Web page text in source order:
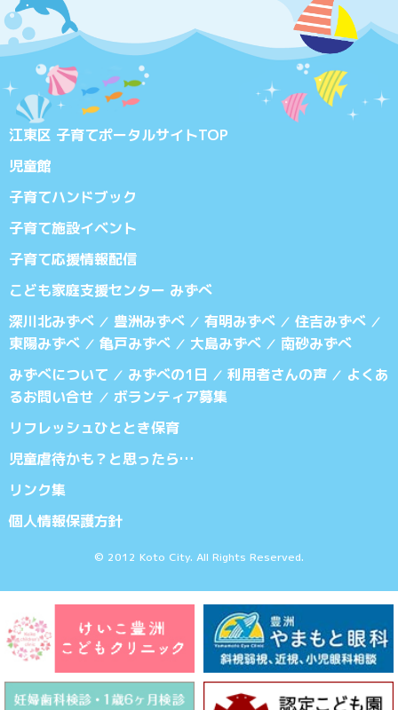
江東区 子育てポータルサイトTOP
児童館
子育てハンドブック
子育て施設イベント
子育て応援情報配信
こども家庭支援センター みずべ
深川北みずべ ／ 豊洲みずべ ／ 有明みずべ ／ 住吉みずべ ／
東陽みずべ ／ 亀戸みずべ ／ 大島みずべ ／ 南砂みずべ
みずべについて ／ みずべの1日 ／ 利用者さんの声 ／ よくあ
るお問い合せ ／ ボランティア募集
リフレッシュひととき保育
児童虐待かも？と思ったら…
リンク集
個人情報保護方針
© 2012 Koto City. All Rights Reserved.